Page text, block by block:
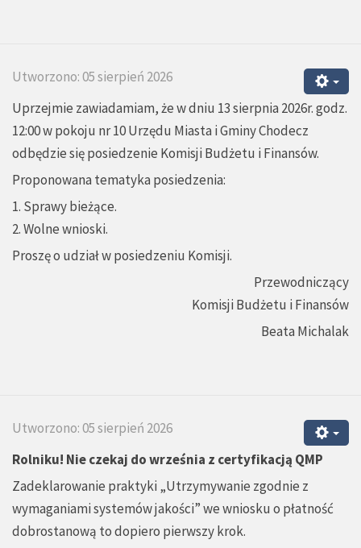
Utworzono: 05 sierpień 2026
Uprzejmie zawiadamiam, że w dniu 13 sierpnia 2026r. godz.
12:00 w pokoju nr 10 Urzędu Miasta i Gminy Chodecz
odbędzie się posiedzenie Komisji Budżetu i Finansów.
Proponowana tematyka posiedzenia:
1. Sprawy bieżące.
2. Wolne wnioski.
Proszę o udział w posiedzeniu Komisji.
Przewodniczący
Komisji Budżetu i Finansów
Beata Michalak
Utworzono: 05 sierpień 2026
Rolniku! Nie czekaj do września z certyfikacją QMP
Zadeklarowanie praktyki „Utrzymywanie zgodnie z
wymaganiami systemów jakości” we wniosku o płatność
dobrostanową to dopiero pierwszy krok.